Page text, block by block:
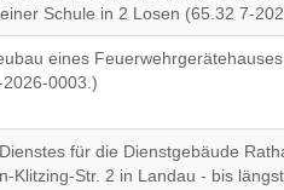
Schule in 2 Losen (65.32 7-
eines
0003.)
für die Dienstgebäude
Klitzing-Str. 2 in Landau - bis